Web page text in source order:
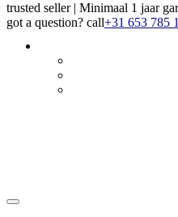
trusted seller | Minimaal 1 jaar
got a question? call+31 653 785